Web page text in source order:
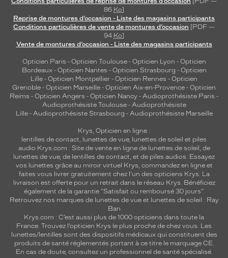
86 Ko]
Reprise de montures d’occasion - Liste des magasins participants
Conditions particulières de vente de montures d’occasion [PDF —
94 Ko]
Vente de montures d’occasion - Liste des magasins participants
Opticien Paris - Opticien Toulouse- Opticien Lyon - Opticien
Bordeaux- Opticien Nantes - Opticien Strasbourg - Opticien
Lille - Opticien Montpellier - Opticien Rennes - Opticien
Grenoble - Opticien Marseille - Opticien Aix-en-Provence - Opticien
Reims - Opticien Angers - Opticien Nancy - Audioprothésiste Paris -
Audioprothésiste Toulouse- Audioprothésiste
Lille- Audioprothésiste Strasbourg - Audioprothésiste Marseille
Krys, Opticien en ligne :
lentilles de contact, lunettes de vue, lunettes de soleil et piles
audio Krys.com : Site de vente en ligne de lunettes de soleil, de
lunettes de vue, de lentilles de contact, et de piles audios. Essayez
vos lunettes grâce au miroir virtuel Krys, commandez en ligne et
faites vous livrer gratuitement chez l'un des opticiens Krys. La
livraison est offerte pour un retrait dans le réseau Krys. Bénéficiez
également de la garantie "Satisfait ou remboursé 30 jours".
Retrouvez nos marques de lunettes de vue et lunettes de soleil : Ray
Ban
Krys.com : C’est aussi plus de 1000 opticiens dans toute la
France. Trouvez l’opticien Krys le plus proche de chez vous. Les
lunettes/lentilles sont des dispositifs médicaux qui constituent des
produits de santé réglementés portant à ce titre le marquage CE.
En cas de doute, consultez un professionnel de santé spécialisé.